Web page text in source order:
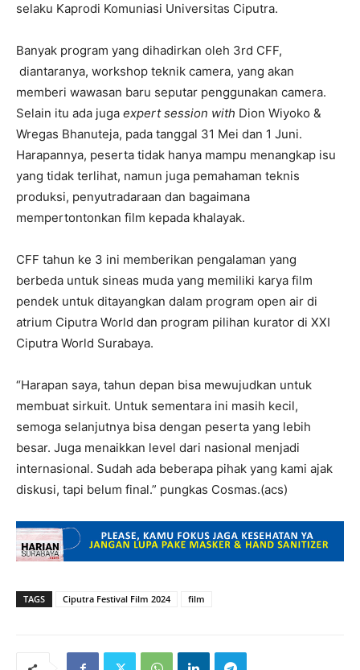
selaku Kaprodi Komuniasi Universitas Ciputra.
Banyak program yang dihadirkan oleh 3rd CFF,
diantaranya, workshop teknik camera, yang akan
memberi wawasan baru seputar penggunakan camera.
Selain itu ada juga expert session with Dion Wiyoko &
Wregas Bhanuteja, pada tanggal 31 Mei dan 1 Juni.
Harapannya, peserta tidak hanya mampu menangkap isu
yang tidak terlihat, namun juga pemahaman teknis
produksi, penyutradaraan dan bagaimana
mempertontonkan film kepada khalayak.
CFF tahun ke 3 ini memberikan pengalaman yang
berbeda untuk sineas muda yang memiliki karya film
pendek untuk ditayangkan dalam program open air di
atrium Ciputra World dan program pilihan kurator di XXI
Ciputra World Surabaya.
“Harapan saya, tahun depan bisa mewujudkan untuk
membuat sirkuit. Untuk sementara ini masih kecil,
semoga selanjutnya bisa dengan peserta yang lebih
besar. Juga menaikkan level dari nasional menjadi
internasional. Sudah ada beberapa pihak yang kami ajak
diskusi, tapi belum final.” pungkas Cosmas.(acs)
TAGS Ciputra Festival Film 2024 film